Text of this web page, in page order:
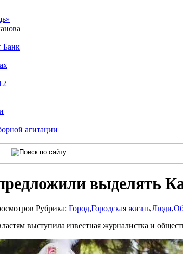
Банк
агитации
выделять
Рубрика: Город,Городская жизнь,Люди,
выступила известная журналистка и